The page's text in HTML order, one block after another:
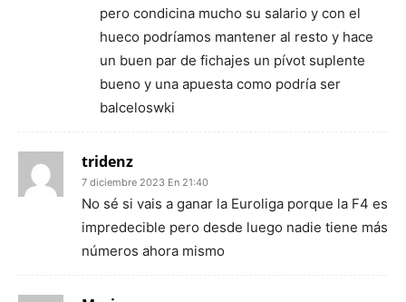
pero condicina mucho su salario y con el
hueco podríamos mantener al resto y hace
un buen par de fichajes un pívot suplente
bueno y una apuesta como podría ser
balceloswki
tridenz
7 diciembre 2023 En 21:40
No sé si vais a ganar la Euroliga porque la F4 es
impredecible pero desde luego nadie tiene más
números ahora mismo